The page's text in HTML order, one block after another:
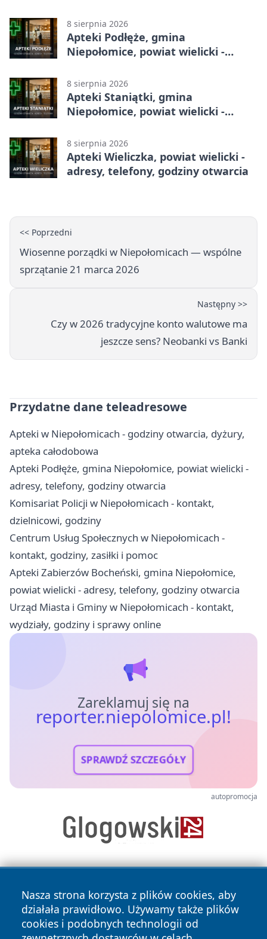
8 sierpnia 2026
Apteki Podłęże, gmina
Niepołomice, powiat wielicki -
8 sierpnia 2026
Apteki Staniątki, gmina
Niepołomice, powiat wielicki -
8 sierpnia 2026
Apteki Wieliczka, powiat wielicki -
adresy, telefony, godziny otwarcia
<< Poprzedni
Wiosenne porządki w Niepołomicach — wspólne
sprzątanie 21 marca 2026
Następny >>
Czy w 2026 tradycyjne konto walutowe ma
jeszcze sens? Neobanki vs Banki
Przydatne dane teleadresowe
Apteki w Niepołomicach - godziny otwarcia, dyżury,
apteka całodobowa
Apteki Podłęże, gmina Niepołomice, powiat wielicki -
adresy, telefony, godziny otwarcia
Komisariat Policji w Niepołomicach - kontakt,
dzielnicowi, godziny
Centrum Usług Społecznych w Niepołomicach -
kontakt, godziny, zasiłki i pomoc
Apteki Zabierzów Bocheński, gmina Niepołomice,
powiat wielicki - adresy, telefony, godziny otwarcia
Urząd Miasta i Gminy w Niepołomicach - kontakt,
wydziały, godziny i sprawy online
Zareklamuj się na
reporter.niepolomice.pl!
SPRAWDŹ SZCZEGÓŁY
autopromocja
Nasza strona korzysta z plików cookies, aby
działała prawidłowo. Używamy także plików
cookies i podobnych technologii od